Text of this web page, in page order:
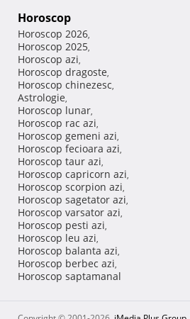
Horoscop
Horoscop 2026,
Horoscop 2025,
Horoscop azi,
Horoscop dragoste,
Horoscop chinezesc,
Astrologie,
Horoscop lunar,
Horoscop rac azi,
Horoscop gemeni azi,
Horoscop fecioara azi,
Horoscop taur azi,
Horoscop capricorn azi,
Horoscop scorpion azi,
Horoscop sagetator azi,
Horoscop varsator azi,
Horoscop pesti azi,
Horoscop leu azi,
Horoscop balanta azi,
Horoscop berbec azi,
Horoscop saptamanal